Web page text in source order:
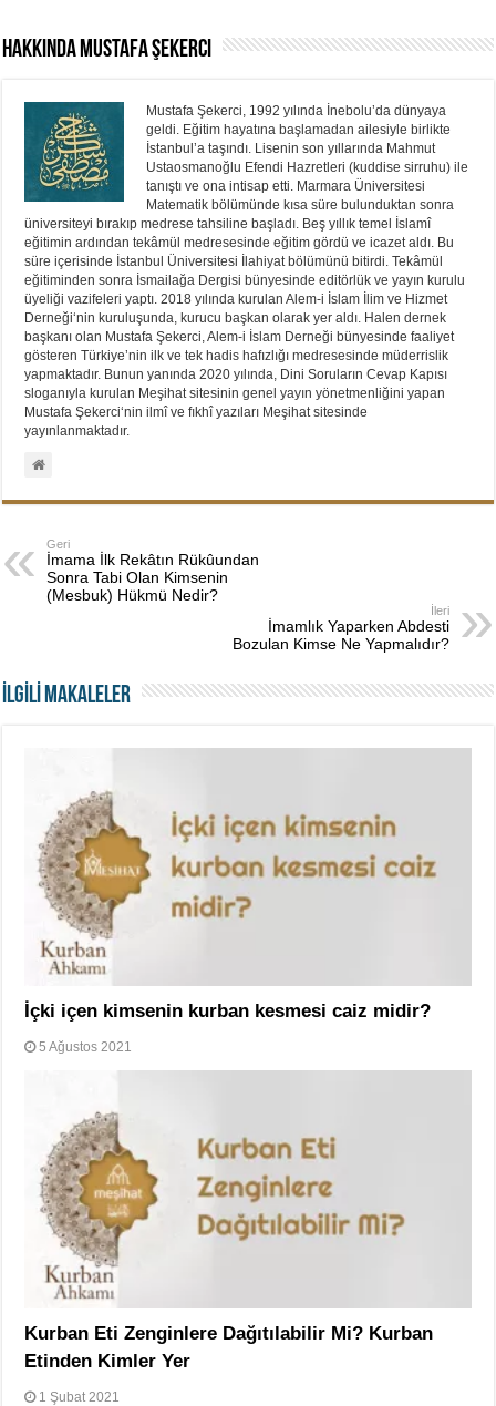
Hakkında Mustafa Şekerci
Mustafa Şekerci, 1992 yılında İnebolu’da dünyaya
geldi. Eğitim hayatına başlamadan ailesiyle birlikte
İstanbul’a taşındı. Lisenin son yıllarında Mahmut
Ustaosmanoğlu Efendi Hazretleri (kuddise sirruhu) ile
tanıştı ve ona intisap etti. Marmara Üniversitesi
Matematik bölümünde kısa süre bulunduktan sonra
üniversiteyi bırakıp medrese tahsiline başladı. Beş yıllık temel İslamî
eğitimin ardından tekâmül medresesinde eğitim gördü ve icazet aldı. Bu
süre içerisinde İstanbul Üniversitesi İlahiyat bölümünü bitirdi. Tekâmül
eğitiminden sonra İsmailağa Dergisi bünyesinde editörlük ve yayın kurulu
üyeliği vazifeleri yaptı. 2018 yılında kurulan Alem-i İslam İlim ve Hizmet
Derneği‘nin kuruluşunda, kurucu başkan olarak yer aldı. Halen dernek
başkanı olan Mustafa Şekerci, Alem-i İslam Derneği bünyesinde faaliyet
gösteren Türkiye’nin ilk ve tek hadis hafızlığı medresesinde müderrislik
yapmaktadır. Bunun yanında 2020 yılında, Dini Soruların Cevap Kapısı
sloganıyla kurulan Meşihat sitesinin genel yayın yönetmenliğini yapan
Mustafa Şekerci‘nin ilmî ve fıkhî yazıları Meşihat sitesinde
yayınlanmaktadır.
Geri
İmama İlk Rekâtın Rükûundan
Sonra Tabi Olan Kimsenin
(Mesbuk) Hükmü Nedir?
İleri
İmamlık Yaparken Abdesti
Bozulan Kimse Ne Yapmalıdır?
İLGİLİ MAKALELER
İçki içen kimsenin kurban kesmesi caiz midir?
5 Ağustos 2021
Kurban Eti Zenginlere Dağıtılabilir Mi? Kurban
Etinden Kimler Yer
1 Şubat 2021